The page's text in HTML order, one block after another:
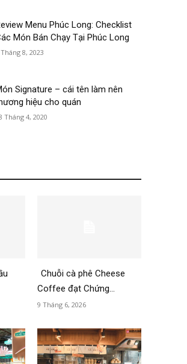
Menu Phúc Long: Checklist
Món Bán Chạy Tại Phúc Long
8, 2023
Signature – cái tên làm nên
hiệu cho quán
Tháng 4, 2020
Chuỗi cà phê Cheese
Coffee đạt Chứng...
9 Tháng 6, 2026